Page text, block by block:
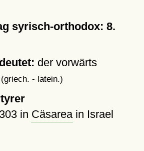
syrisch-orthodox: 8.
der vorwärts
(griech. - latein.)
in Cäsareain Israel